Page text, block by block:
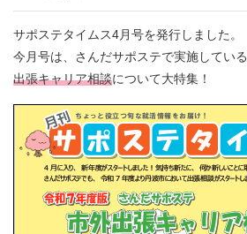
サポステタイムス4月号を発行しました。
今月号は、さんだサポステで実施している
出張キャリア相談について大特集！